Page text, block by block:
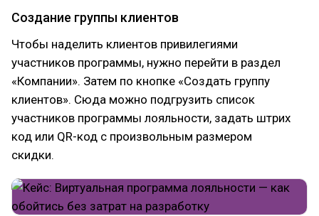
Создание группы клиентов
Чтобы наделить клиентов привилегиями
участников программы, нужно перейти в раздел
«Компании». Затем по кнопке «Создать группу
клиентов». Сюда можно подгрузить список
участников программы лояльности, задать штрих
код или QR-код с произвольным размером
скидки.